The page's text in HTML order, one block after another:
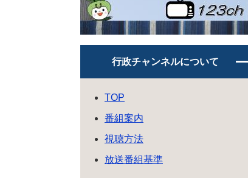
行政チャンネルについて
TOP
番組案内
視聴方法
放送番組基準